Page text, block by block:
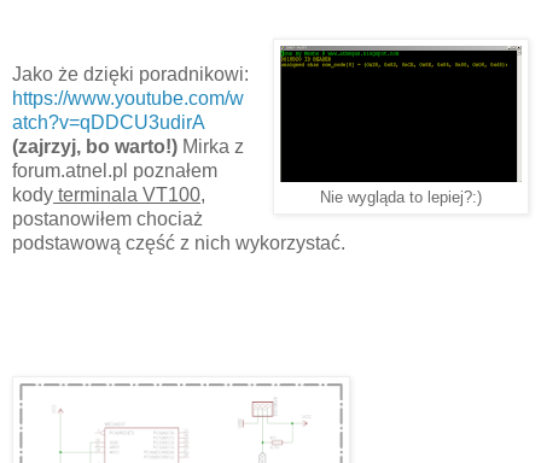
Nie wygląda to lepiej?:)
Jako że dzięki poradnikowi:
https://www.youtube.com/w
atch?v=qDDCU3udirA
(zajrzyj, bo warto!) Mirka z
forum.atnel.pl poznałem
kody terminala VT100,
postanowiłem chociaż
podstawową część z nich wykorzystać.